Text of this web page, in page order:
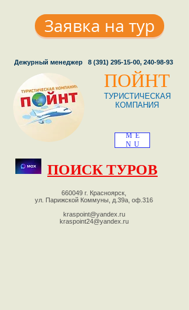
Заявка на тур
Дежурный менеджер 8 (391) 295-15-00, 240-98-93
ПОЙНТ
ТУРИСТИЧЕСКАЯ
КОМПАНИЯ
ME
NU
ПОИСК ТУРОВ
660049 г. Красноярск,
ул. Парижской Коммуны, д.39а, оф.316
kraspoint@yandex.ru
kraspoint24@yandex.ru